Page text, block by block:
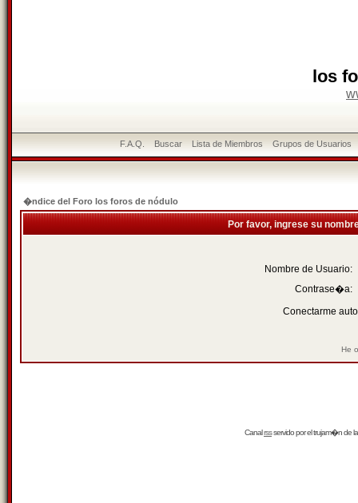
los
F.A.Q. Buscar Lista de Miembros Grupos de Usuarios
�ndice del Foro los foros de nódulo
Por favor, ingrese su
Nombre de Usuario:
Contrase�a:
Conectarme
He
Canalrssservido por eltrujam�nde